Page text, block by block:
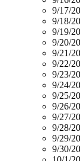
9/17/
9/18/
9/19/
9/20/
9/21/
9/22/
9/23/
9/24/
9/25/
9/26/
9/27/
9/28/
9/29/
9/30/